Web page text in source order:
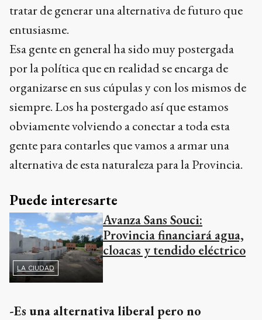
tratar de generar una alternativa de futuro que
entusiasme.
Esa gente en general ha sido muy postergada
por la política que en realidad se encarga de
organizarse en sus cúpulas y con los mismos de
siempre. Los ha postergado así que estamos
obviamente volviendo a conectar a toda esta
gente para contarles que vamos a armar una
alternativa de esta naturaleza para la Provincia.
Puede interesarte
LA CIUDAD
Avanza Sans Souci:
Provincia financiará agua,
cloacas y tendido eléctrico
-Es una alternativa liberal pero no